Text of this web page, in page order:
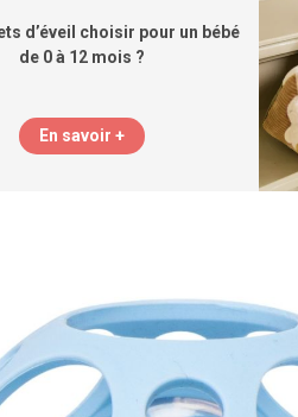
d’éveil choisir pour un bébé
de 0 à 12 mois ?
En savoir +